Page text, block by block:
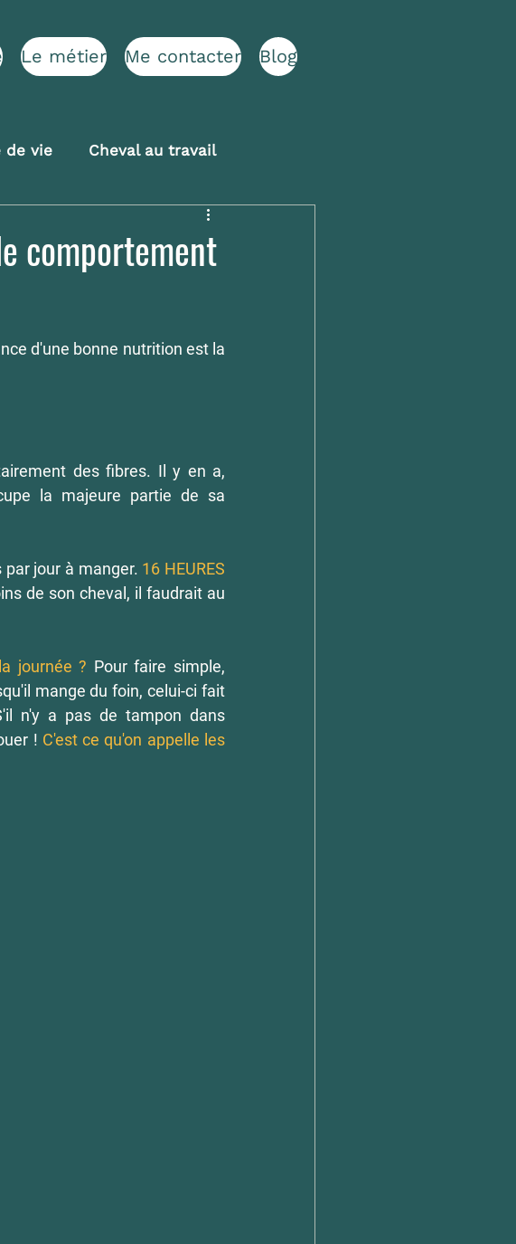
Le métier Me contacter Blog
de vie Cheval au travail
comportement
d'une bonne nutrition est la
des fibres. Il y en a,
la majeure partie de sa
jour à manger. 16
de son cheval, il faudrait au
journée ? Pour faire simple,
mange du foin, celui-ci fait
n'y a pas de tampon dans
! C'est ce qu'on appelle les